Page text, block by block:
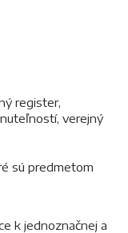
register,
verejný
sú predmetom
k jednoznačnej a